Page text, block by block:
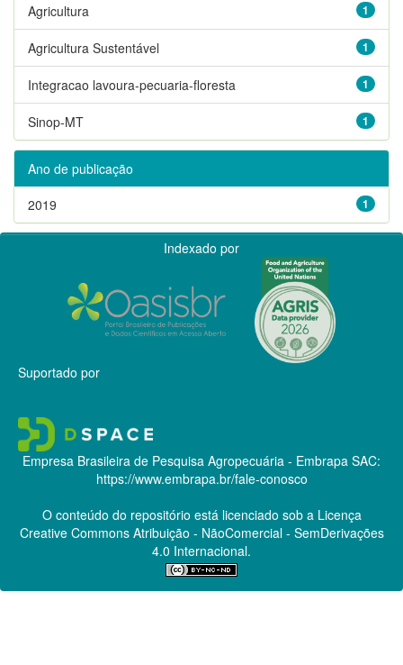
1
Agricultura
1
Agricultura Sustentável
1
Integracao lavoura-pecuaria-floresta
1
Sinop-MT
Ano de publicação
1
2019
Indexado por
Suportado por
Empresa Brasileira de Pesquisa Agropecuária - Embrapa SAC:
https://www.embrapa.br/fale-conosco
O conteúdo do repositório está licenciado sob a Licença
Creative CommonsAtribuição - NãoComercial - SemDerivações
4.0 Internacional.